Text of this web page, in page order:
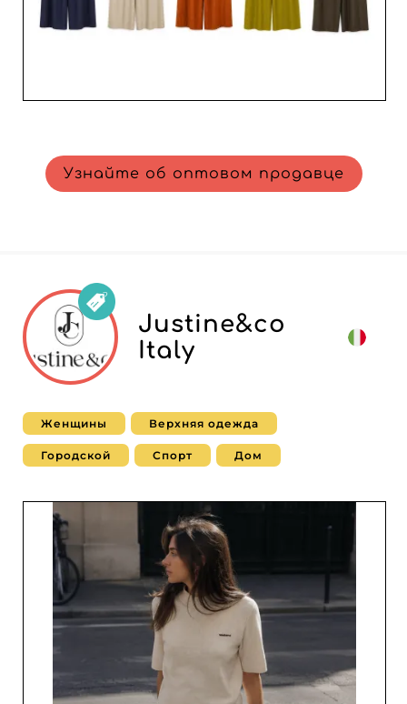
Узнайте об оптовом продавце
Justine&co
Italy
Женщины Верхняя одежда
Городской Спорт Дом